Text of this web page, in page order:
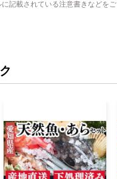
記載されている注意書きなどをご